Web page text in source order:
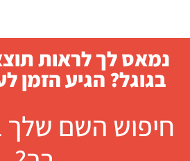
נמאס לך לראות
בגוגל? הגיע הזמן
חיפוש השם שלך